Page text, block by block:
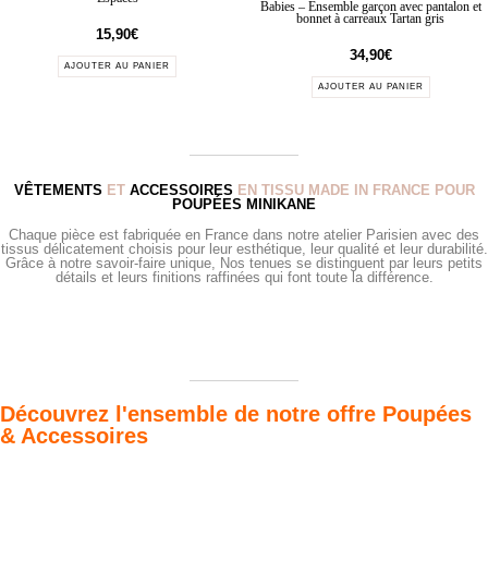
15,90€
AJOUTER AU PANIER
Babies – Ensemble garçon avec pantalon et
bonnet à carreaux Tartan gris
34,90€
AJOUTER AU PANIER
VÊTEMENTS ET ACCESSOIRES EN TISSU MADE IN FRANCE POUR
POUPÉES MINIKANE
Chaque pièce est fabriquée en France dans notre atelier Parisien avec des
tissus délicatement choisis pour leur esthétique, leur qualité et leur durabilité.
Grâce à notre savoir-faire unique, Nos tenues se distinguent par leurs petits
détails et leurs finitions raffinées qui font toute la différence.
Découvrez l'ensemble de notre offre Poupées
& Accessoires